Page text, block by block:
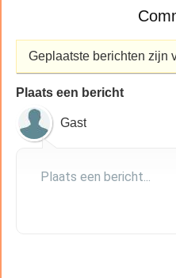
Geplaatste berichten zijn
Plaats een bericht
Gast